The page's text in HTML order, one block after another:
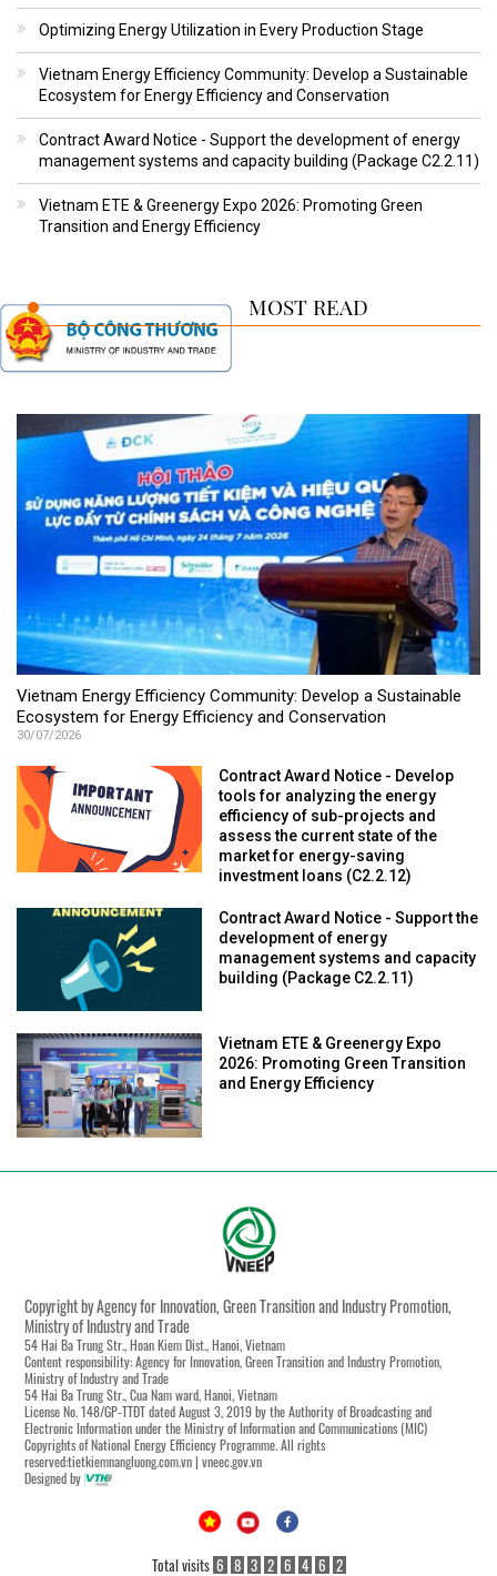
Optimizing Energy Utilization in Every Production Stage
Vietnam Energy Efficiency Community: Develop a Sustainable
Ecosystem for Energy Efficiency and Conservation
Contract Award Notice - Support the development of energy
management systems and capacity building (Package C2.2.11)
Vietnam ETE & Greenergy Expo 2026: Promoting Green
Transition and Energy Efficiency
MOST READ
Vietnam Energy Efficiency Community: Develop a Sustainable
Ecosystem for Energy Efficiency and Conservation
30/07/2026
Contract Award Notice - Develop
tools for analyzing the energy
efficiency of sub-projects and
assess the current state of the
market for energy-saving
investment loans (C2.2.12)
Contract Award Notice - Support the
development of energy
management systems and capacity
building (Package C2.2.11)
Vietnam ETE & Greenergy Expo
2026: Promoting Green Transition
and Energy Efficiency
Copyright by Agency for Innovation, Green Transition and Industry Promotion,
Ministry of Industry and Trade
54 Hai Ba Trung Str., Hoan Kiem Dist., Hanoi, Vietnam
Content responsibility: Agency for Innovation, Green Transition and Industry Promotion,
Ministry of Industry and Trade
54 Hai Ba Trung Str., Cua Nam ward, Hanoi, Vietnam
License No. 148/GP-TTĐT dated August 3, 2019 by the Authority of Broadcasting and
Electronic Information under the Ministry of Information and Communications (MIC)
Copyrights of National Energy Efficiency Programme. All rights
reserved:tietkiemnangluong.com.vn | vneec.gov.vn
Designed by
Total visits 6 8 3 2 6 4 6 2